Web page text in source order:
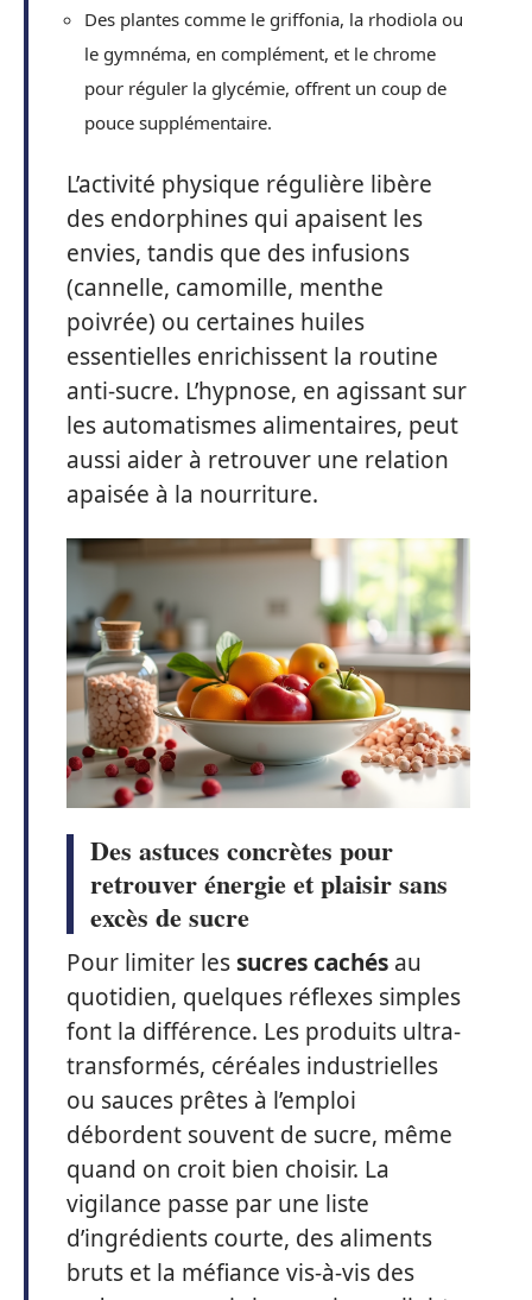
Des plantes comme le griffonia, la rhodiola ou
le gymnéma, en complément, et le chrome
pour réguler la glycémie, offrent un coup de
pouce supplémentaire.
L’activité physique régulière libère
des endorphines qui apaisent les
envies, tandis que des infusions
(cannelle, camomille, menthe
poivrée) ou certaines huiles
essentielles enrichissent la routine
anti-sucre. L’hypnose, en agissant sur
les automatismes alimentaires, peut
aussi aider à retrouver une relation
apaisée à la nourriture.
Des astuces concrètes pour
retrouver énergie et plaisir sans
excès de sucre
Pour limiter lessucres cachés au
quotidien, quelques réflexes simples
font la différence. Les produits ultra-
transformés, céréales industrielles
ou sauces prêtes à l’emploi
débordent souvent de sucre, même
quand on croit bien choisir. La
vigilance passe par une liste
d’ingrédients courte, des aliments
bruts et la méfiance vis-à-vis des